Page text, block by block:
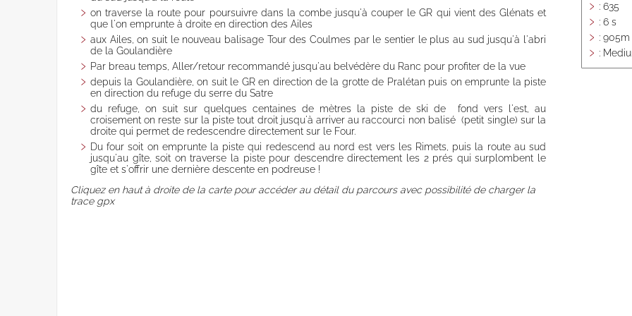
Cross-country
skiing and
skating
Ski de
randonnée
nordique
Vercors, Ski-Hok
Downhill skiing
Sledge
Winter
countryside
Fauna
on traverse la route pour poursuivre dans la combe jusqu'à couper le GR qui vient des Glénats et
que l'on emprunte à droite en direction des Ailes
aux Ailes, on suit le nouveau balisage Tour des Coulmes par le sentier le plus au sud jusqu'à l'abri
de la Goulandière
Par breau temps, Aller/retour recommandé jusqu'au belvédère du Ranc pour profiter de la vue
depuis la Goulandière, on suit le GR en direction de la grotte de Pralétan puis on emprunte la piste
en direction du refuge du serre du Satre
du refuge, on suit sur quelques centaines de mètres la piste de ski de fond vers l'est, au
croisement on reste sur la piste tout droit jusqu'à arriver au raccourci non balisé (petit single) sur la
droite qui permet de redescendre directement sur le Four.
Du four soit on emprunte la piste qui redescend au nord est vers les Rimets, puis la route au sud
jusqu'au gîte, soit on traverse la piste pour descendre directement les 2 prés qui surplombent le
gîte et s'offrir une dernière descente en podreuse !
Cliquez en haut à droite de la carte pour accéder au détail du parcours avec possibilité de charger la
trace gpx
: 635
: 6 s
: 905m
: